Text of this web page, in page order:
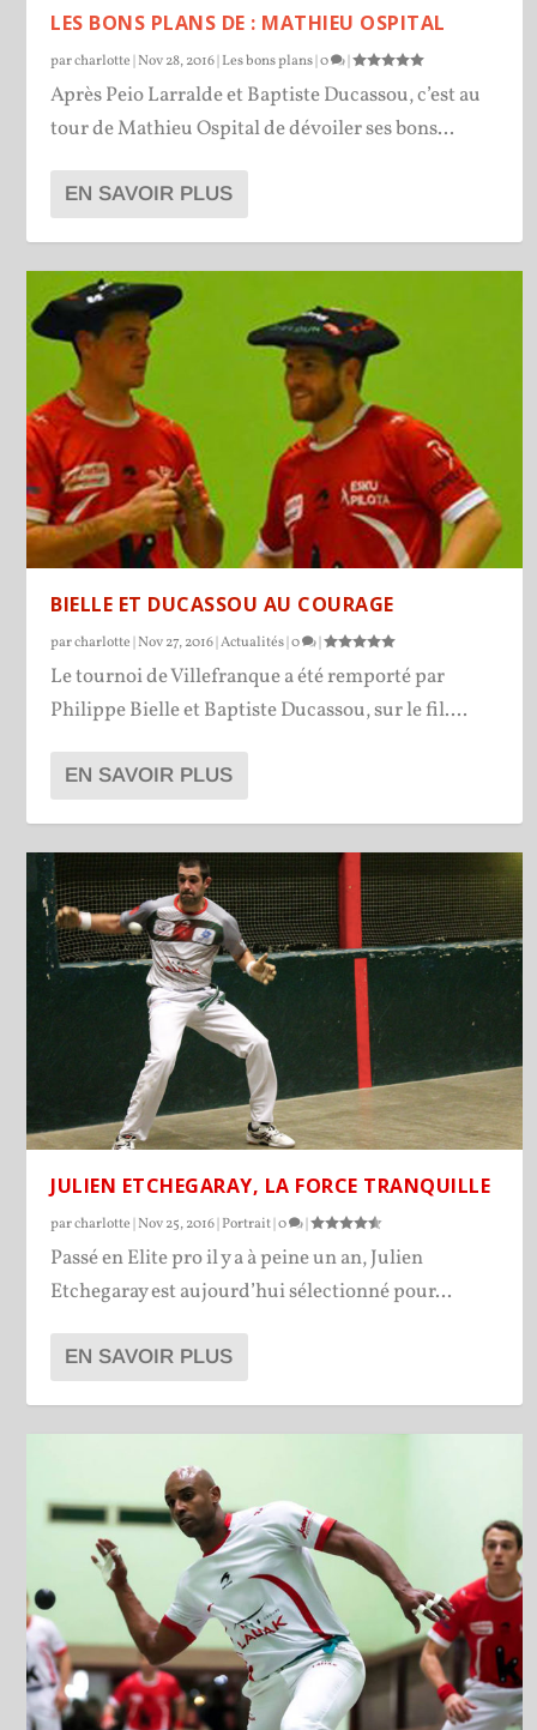
LES BONS PLANS DE : MATHIEU OSPITAL
parcharlotte Nov 28, 2016 Les bons plans |0 |
Après Peio Larralde et Baptiste Ducassou, c’est au
tour de Mathieu Ospital de dévoiler ses bons...
EN SAVOIR PLUS
BIELLE ET DUCASSOU AU COURAGE
parcharlotte Nov 27, 2016 |Actualités |0 |
Le tournoi de Villefranque a été remporté par
Philippe Bielle et Baptiste Ducassou, sur le fil....
EN SAVOIR PLUS
JULIEN ETCHEGARAY, LA FORCE TRANQUILLE
parcharlotte Nov 25, 2016 Portrait |0 |
Passé en Elite pro il y a à peine un an, Julien
Etchegaray est aujourd’hui sélectionné pour...
EN SAVOIR PLUS